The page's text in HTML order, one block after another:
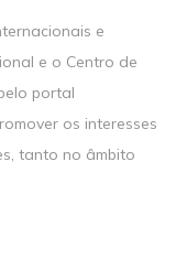
e
e o Centro de
portal
os interesses
tanto no âmbito